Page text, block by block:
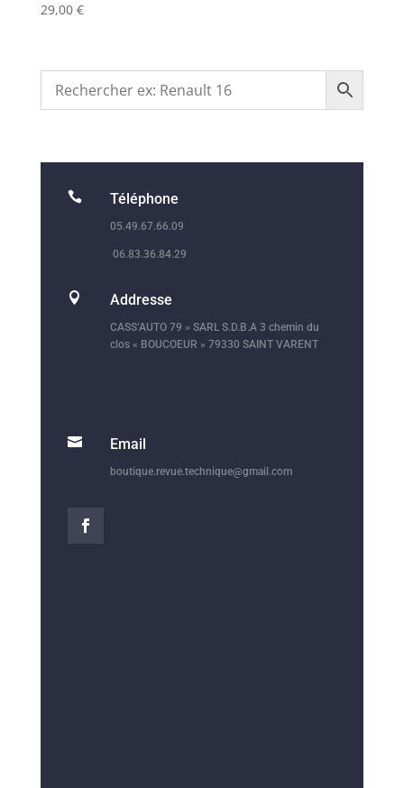
29,00 €
 Téléphone
05.49.67.66.09
06.83.36.84.29
 Addresse
CASS’AUTO 79 » SARL S.D.B.A 3 chemin du
clos « BOUCOEUR » 79330 SAINT VARENT
 Email
boutique.revue.technique@gmail.com